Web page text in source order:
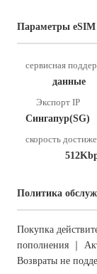
Параметры eSIM
сервисная
данные
Экспорт IP
Сингапур(SG)
скорость
Политика
Покупка
пополнения ｜
Возвраты не